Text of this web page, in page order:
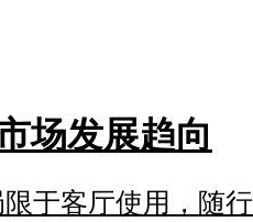
场发展趋向
于客厅使用，随